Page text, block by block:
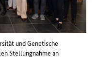
und Genetische
Stellungnahme an